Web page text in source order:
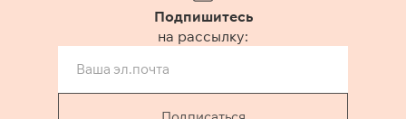
Подпишитесь
на рассылку: